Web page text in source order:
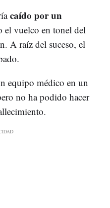
caído por un
el vuelco en tonel del
A raíz del suceso, el
equipo médico en un
no ha podido hacer